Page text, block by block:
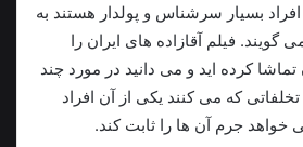
افراد بسیار سرشناس و پولدار هستند به
گویند. فیلم آقازاده های ایران را
کرده اید و می دانید در مورد چند
که می کنند یکی از آن افراد
جرم آن ها را ثابت کند.